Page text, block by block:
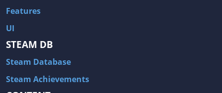
Features
UI
STEAM DB
Steam Database
Steam Achievements